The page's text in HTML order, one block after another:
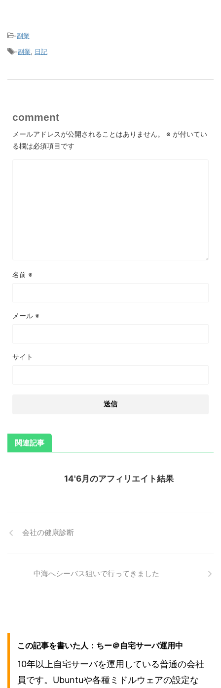
-副業
-副業 日記
comment
メールアドレスが公開されることはありません。 ※ が付いてい
る欄は必須項目です
名前 ※
メール ※
サイト
関連記事
14'6月のアフィリエイト結果
会社の健康診断
中海へシーバス狙いで行ってきました
この記事を書いた人：ちー＠自宅サーバ運用中
10年以上自宅サーバを運用している普通の会社
員です。Ubuntuや各種ミドルウェアの設定な